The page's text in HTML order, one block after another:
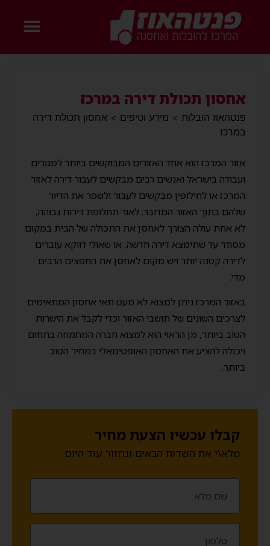
אחסון תכולת דירה במרכז
פנטהאוז הובלות > מידע וטיפים > אחסון תכולת דירה
במרכז
אזור המרכז הוא אחד האזורים המבוקשים ביותר למגורים
ועבודה בישראל ואנשים רבים מבקשים לעבור דירה לאזור
המרכז או לחילופין מבקשים לעבור ולשפר את הדיור
שלהם בתוך האזור המדובר. לאור תחלופת דירות גבוהה,
לא אחת עולה הצורך לאחסן את התכולה של הבית במקום
מסודר עד שתימצא דירה חדשה, או שאולי דווקא עוברים
לדירה קטנה יותר ויש מקום לאחסן את החפצים הרבים
מדי.
באזור המרכז ניתן למצוא לא מעט תאי אחסון המתאימים
לצרכים השונים של תושבי האזור וכדי לקבל את הישרות
הטוב ביותר, מן הראוי הוא למצוא חברה המתמחה בתחום
ויכולה להציע את האחסון האופטימאלי במחיר הטוב
ביותר.
קבלו עכשיו הצעת מחיר
מלא\י את השדות הבאים ונחזור עוד היום